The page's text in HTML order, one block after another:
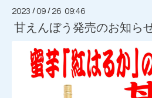
2023 /09 / 26 09:46
甘えんぼう発売のお知ら